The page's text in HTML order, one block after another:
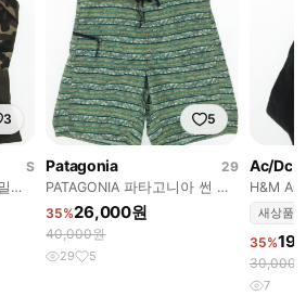
3
S
리
5
Patagonia
29
PATAGONIA 파타고니아 썬 비
치 반바지
35%26,000원
40,000원
29 5
Ac/Dc
H&M
말 (피
새상품
35%
30,000
7